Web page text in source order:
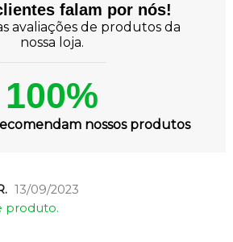
falam por nós!
avaliações de produtos da
nossa loja.
100%
nossos produtos
13/09/2023
produto.